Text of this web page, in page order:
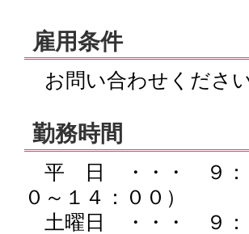
雇用条件
お問い合わせください
勤務時間
平 日 ・・・ ９：０
０～１４：００）
土曜日 ・・・ ９：